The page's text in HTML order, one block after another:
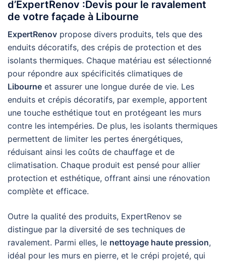
d’ExpertRenov :Devis pour le ravalement
de votre façade à Libourne
ExpertRenov propose divers produits, tels que des
enduits décoratifs, des crépis de protection et des
isolants thermiques. Chaque matériau est sélectionné
pour répondre aux spécificités climatiques de
Libourne et assurer une longue durée de vie. Les
enduits et crépis décoratifs, par exemple, apportent
une touche esthétique tout en protégeant les murs
contre les intempéries. De plus, les isolants thermiques
permettent de limiter les pertes énergétiques,
réduisant ainsi les coûts de chauffage et de
climatisation. Chaque produit est pensé pour allier
protection et esthétique, offrant ainsi une rénovation
complète et efficace.
Outre la qualité des produits, ExpertRenov se
distingue par la diversité de ses techniques de
ravalement. Parmi elles, le nettoyage haute pression,
idéal pour les murs en pierre, et le crépi projeté, qui